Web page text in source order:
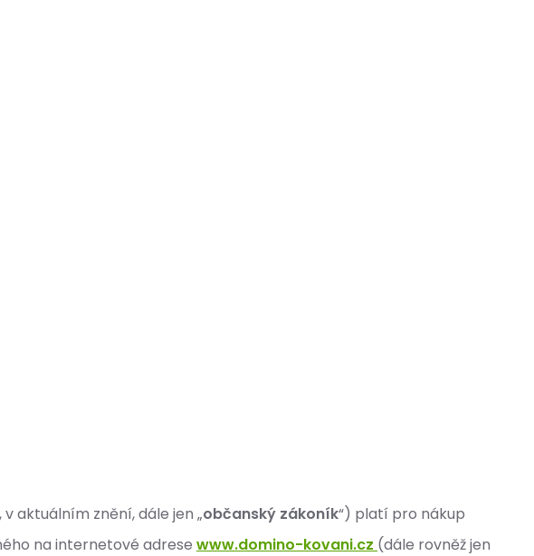
aktuálním znění, dále jen „občanský zákoník“) platí pro nákup
na internetové adrese www.domino-kovani.cz (dále rovněž jen